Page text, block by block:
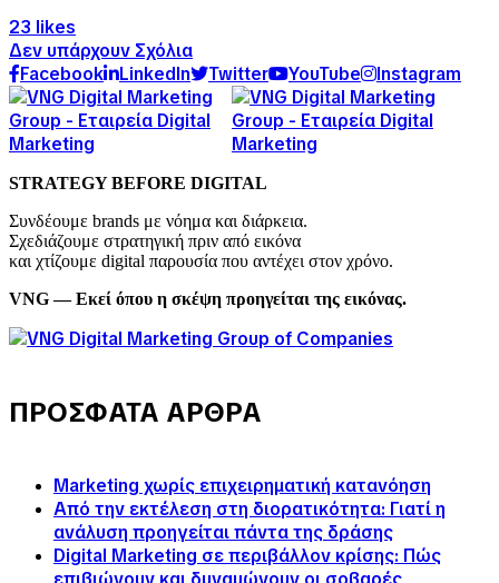
23 likes
Δεν υπάρχουν Σχόλια
Facebook
LinkedIn Twitter YouTube Instagram
STRATEGY BEFORE DIGITAL
Συνδέουμε brands με νόημα και διάρκεια.
Σχεδιάζουμε στρατηγική πριν από εικόνα
και χτίζουμε digital παρουσία που αντέχει στον χρόνο.
VNG — Εκεί όπου η σκέψη προηγείται της εικόνας.
ΠΡΟΣΦΑΤΑ ΑΡΘΡΑ
Marketing χωρίς επιχειρηματική κατανόηση
Από την εκτέλεση στη διορατικότητα: Γιατί η
ανάλυση προηγείται πάντα της δράσης
Digital Marketing σε περιβάλλον κρίσης: Πώς